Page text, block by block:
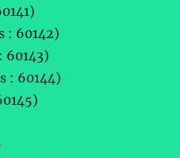
: 60142)
60143)
: 60144)